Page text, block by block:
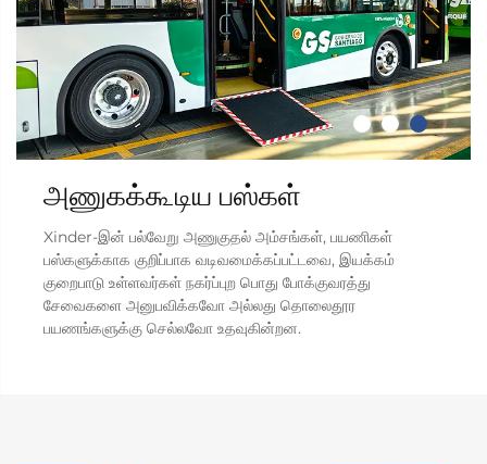
அணுகக்கூடிய பஸ்கள்
Xinder-இன் பல்வேறு அணுகுதல் அம்சங்கள், பயணிகள்
பஸ்களுக்காக குறிப்பாக வடிவமைக்கப்பட்டவை, இயக்கம்
குறைபாடு உள்ளவர்கள் நகர்ப்புற பொது போக்குவரத்து
சேவைகளை அனுபவிக்கவோ அல்லது தொலைதூர
பயணங்களுக்கு செல்லவோ உதவுகின்றன.